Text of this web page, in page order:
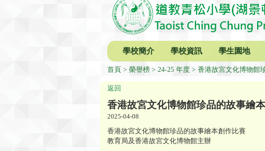
學校簡介 學校資訊 學生園地
首頁 榮譽榜 24-25 年度 香港故宮文化博物館
返回
香港故宮文化博物館珍品的故事繪
2025-04-08
香港故宮文化博物館珍品的故事繪本創作比賽
教育局及香港故宮文化博物館主辦